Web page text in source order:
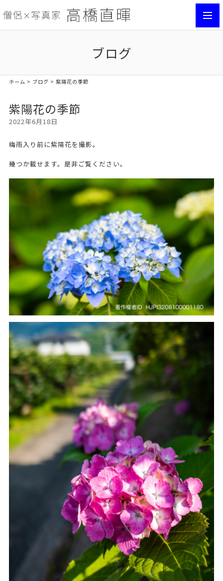
ブログ
ホーム > ブログ > 紫陽花の季節
紫陽花の季節
2022年6月18日
梅雨入り前に紫陽花を撮影。
幾つか載せます。是非ご覧ください。